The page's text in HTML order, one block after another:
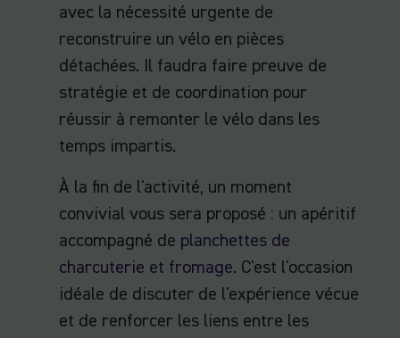
avec la nécessité urgente de
reconstruire un vélo en pièces
détachées. Il faudra faire preuve de
stratégie et de coordination pour
réussir à remonter le vélo dans les
temps impartis.
À la fin de l'activité, un moment
convivial vous sera proposé : un apéritif
accompagné de planchettes de
charcuterie et fromage. C'est l'occasion
idéale de discuter de l'expérience vécue
et de renforcer les liens entre les